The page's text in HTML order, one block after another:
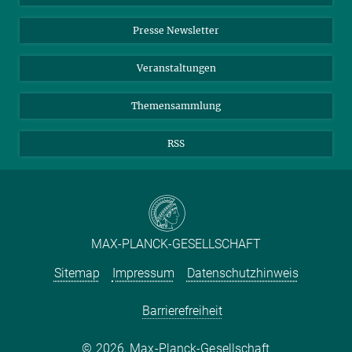
Max-Planck-Innovation, München
Dirk Middelhoff
Managing Director IT Inkubator GmbH
+49 68 1302-4742
TikTok
Instagram
YouTube
Presse Newsletter
Veranstaltungen
Themensammlung
RSS
MAX-PLANCK-GESELLSCHAFT
Sitemap
Impressum Datenschutzhinweis
Barrierefreiheit
2026, Max-Planck-Gesellschaft